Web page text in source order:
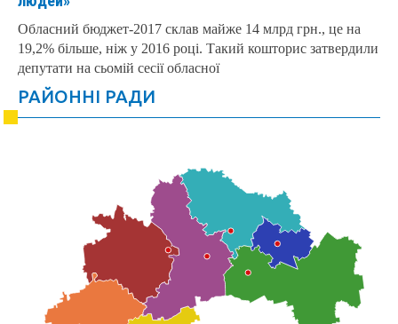
Обласний бюджет-2017 склав майже 14 млрд грн., це на
19,2% більше, ніж у 2016 році. Такий кошторис затвердили
депутати на сьомій сесії обласної
РАЙОННІ РАДИ